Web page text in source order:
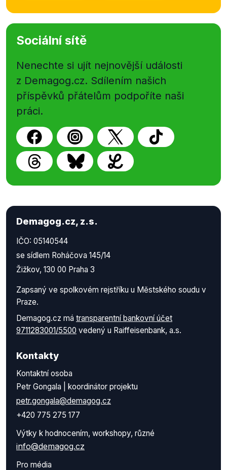
Sociální sítě
Nenechte si ujít nejnovější události
z Demagog.cz. Sdílením našich
příspěvků přátelům podpoříte naši
práci.
Demagog.cz, z.s.
IČO: 05140544
se sídlem Roháčova 145/14
Žižkov, 130 00 Praha 3
Zapsaný ve spolkovém rejstříku u Městského soudu v
Praze.
Demagog.cz má transparentní bankovní účet
9711283001/5500 vedený u Raiffeisenbank, a.s.
Kontakty
Kontaktní osoba
Petr Gongala | koordinátor projektu
petr.gongala@demagog.cz
+420 775 275 177
Výtky k hodnocením, workshopy, různé
info@demagog.cz
Pro média